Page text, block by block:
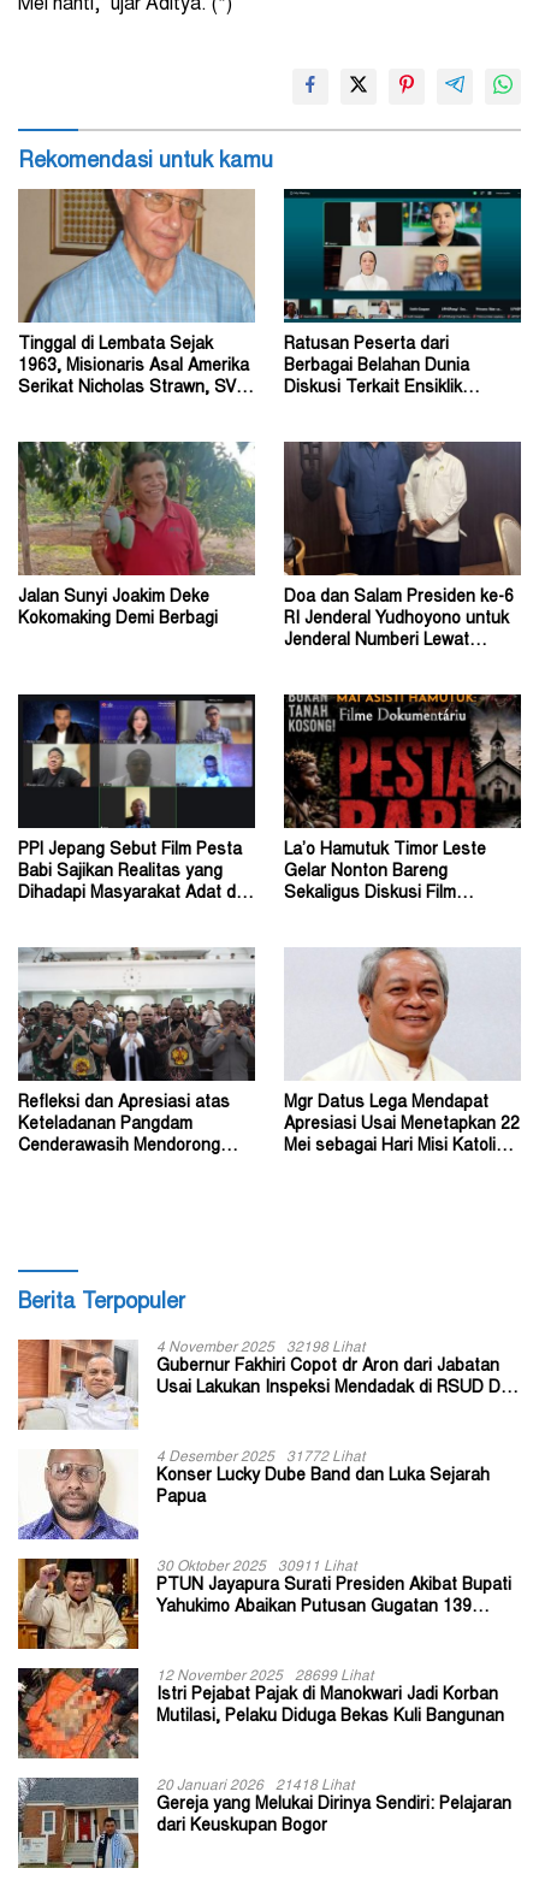
Mei nanti,” ujar Aditya. (*)
Rekomendasi untuk kamu
Tinggal di Lembata Sejak
1963, Misionaris Asal Amerika
Serikat Nicholas Strawn, SVD
Ratusan Peserta dari
Berbagai Belahan Dunia
Diskusi Terkait Ensiklik
Jalan Sunyi Joakim Deke
Kokomaking Demi Berbagi
Doa dan Salam Presiden ke-6
RI Jenderal Yudhoyono untuk
Jenderal Numberi Lewat
PPI Jepang Sebut Film Pesta
Babi Sajikan Realitas yang
Dihadapi Masyarakat Adat di
La’o Hamutuk Timor Leste
Gelar Nonton Bareng
Sekaligus Diskusi Film
Refleksi dan Apresiasi atas
Keteladanan Pangdam
Cenderawasih Mendorong
Mgr Datus Lega Mendapat
Apresiasi Usai Menetapkan 22
Mei sebagai Hari Misi Katolik
Berita Terpopuler
4 November 2025 32198 Lihat
Gubernur Fakhiri Copot dr Aron dari Jabatan
Usai Lakukan Inspeksi Mendadak di RSUD Dok
4 Desember 2025 31772 Lihat
Konser Lucky Dube Band dan Luka Sejarah
Papua
30 Oktober 2025 30911 Lihat
PTUN Jayapura Surati Presiden Akibat Bupati
Yahukimo Abaikan Putusan Gugatan 139
12 November 2025 28699 Lihat
Istri Pejabat Pajak di Manokwari Jadi Korban
Mutilasi, Pelaku Diduga Bekas Kuli Bangunan
20 Januari 2026 21418 Lihat
Gereja yang Melukai Dirinya Sendiri: Pelajaran
dari Keuskupan Bogor